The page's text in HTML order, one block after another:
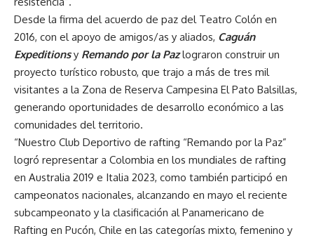
Desde la firma del acuerdo de paz del Teatro Colón en
2016, con el apoyo de amigos/as y aliados, Caguán
Expeditionsy Remando por la Pazlograron construir un
proyecto turístico robusto, que trajo a más de tres mil
visitantes a la Zona de Reserva Campesina El Pato Balsillas,
generando oportunidades de desarrollo económico a las
comunidades del territorio.
“Nuestro Club Deportivo de rafting “Remando por la Paz”
logró representar a Colombia en los mundiales de rafting
en Australia 2019 e Italia 2023, como también participó en
campeonatos nacionales, alcanzando en mayo el reciente
subcampeonato y la clasificación al Panamericano de
Rafting en Pucón, Chile en las categorías mixto, femenino y